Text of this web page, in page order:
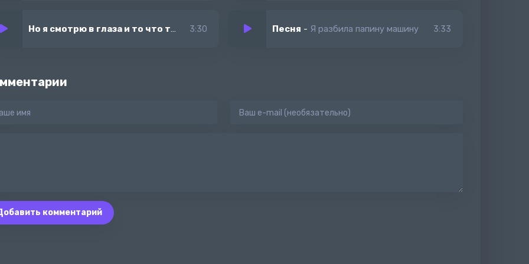
Но я смотрю в глаза и то что так хотел сказать - Santiz
3:30 Песня - Я разбила папину машину 3:33
комментарий